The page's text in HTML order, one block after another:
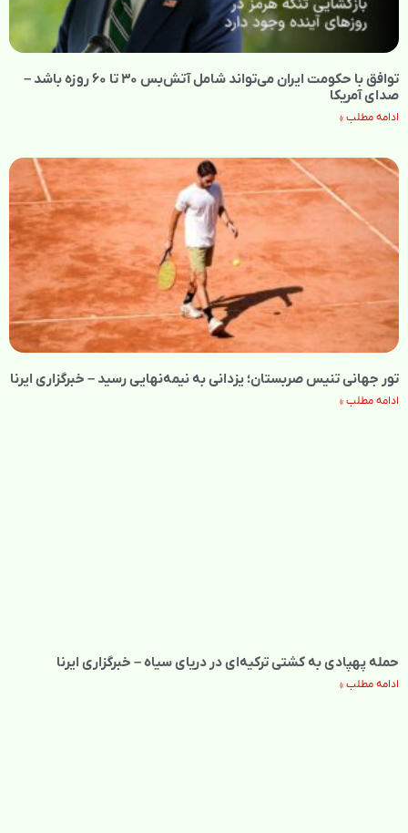
توافق با حکومت ایران می‌تواند شامل آتش‌بس ۳۰ تا ۶۰ روزه باشد –
صدای آمریکا
ادامه مطلب »
تور جهانی تنیس صربستان؛ یزدانی به نیمه‌نهایی رسید – خبرگزاری ایرنا
ادامه مطلب »
حمله پهپادی به کشتی ترکیه‌ای در دریای سیاه – خبرگزاری ایرنا
ادامه مطلب »